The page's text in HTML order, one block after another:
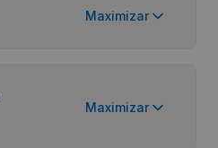
Maximizar
Maximizar